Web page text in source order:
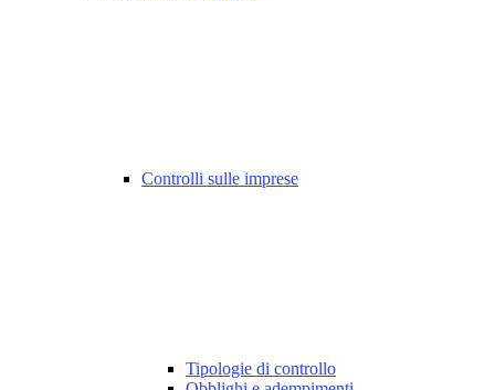
Controlli sulle imprese
Tipologie di controllo